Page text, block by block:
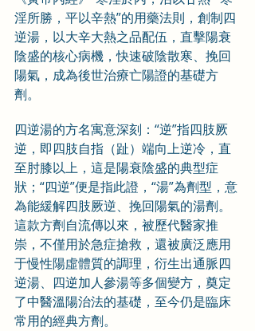
淫所勝，平以辛熱”的用藥法則，創制四
逆湯，以大辛大熱之品配伍，直擊陽衰
陰盛的核心病機，快速破陰散寒、挽回
陽氣，成為後世治療亡陽證的基礎方
劑。
四逆湯的方名寓意深刻：“逆”指四肢厥
逆，即四肢自指（趾）端向上逆冷，直
至肘膝以上，這是陽衰陰盛的典型症
狀；“四逆”便是指此證，“湯”為劑型，意
為能緩解四肢厥逆、挽回陽氣的湯劑。
這款方劑自流傳以來，被歷代醫家推
崇，不僅用於急症搶救，還被廣泛應用
于慢性陽虛體質的調理，衍生出通脈四
逆湯、四逆加人參湯等多個變方，奠定
了中醫溫陽治法的基礎，至今仍是臨床
常用的經典方劑。